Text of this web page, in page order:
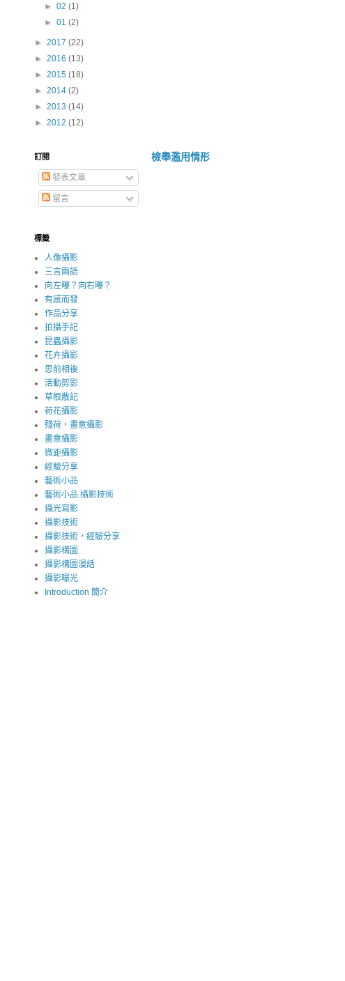
►02(1)
►01(2)
► 2017 (22)
► 2016 (13)
► 2015 (18)
► 2014 (2)
► 2013 (14)
► 2012 (12)
訂閱
發表文章
留言
檢舉濫用情形
標籤
人像攝影
三言兩語
向左曝？向右曝？
有感而發
作品分享
拍攝手記
昆蟲攝影
花卉攝影
思前相後
活動剪影
草根散記
荷花攝影
殘荷，畫意攝影
畫意攝影
微距攝影
經驗分享
藝術小品
藝術小品.攝影技術
攝光寫影
攝影技術
攝影技術，經驗分享
攝影構圖
攝影構圖漫話
攝影曝光
Introduction 簡介